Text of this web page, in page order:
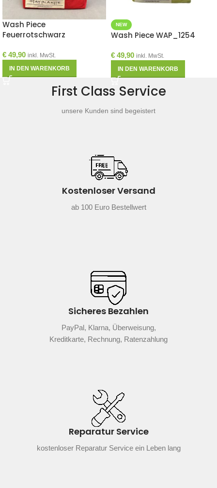
Wash Piece
Feuerrotschwarz
€ 49,90 inkl. MwSt.
IN DEN WARENKORB
NEW
Wash Piece WAP_1254
€ 49,90 inkl. MwSt.
IN DEN WARENKORB
First Class Service
unsere Kunden sind begeistert
Kostenloser Versand
ab 100 Euro Bestellwert
Sicheres Bezahlen
PayPal, Klarna, Überweisung,
Kreditkarte, Rechnung, Ratenzahlung
Reparatur Service
kostenloser Reparatur Service ein Leben lang